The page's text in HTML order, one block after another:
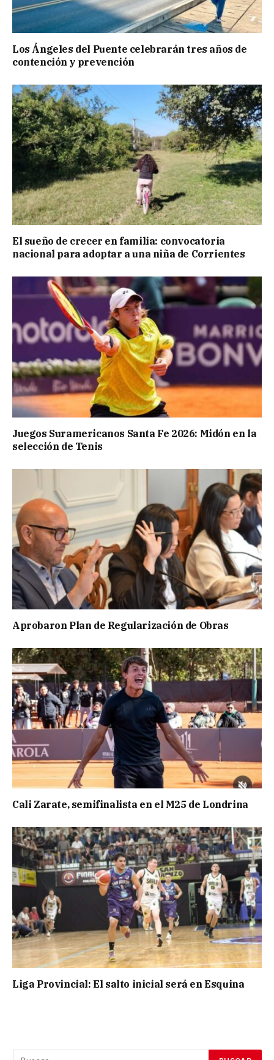
Los Ángeles del Puente celebrarán tres años de
contención y prevención
El sueño de crecer en familia: convocatoria
nacional para adoptar a una niña de Corrientes
Juegos Suramericanos Santa Fe 2026: Midón en la
selección de Tenis
Aprobaron Plan de Regularización de Obras
Cali Zarate, semifinalista en el M25 de Londrina
Liga Provincial: El salto inicial será en Esquina